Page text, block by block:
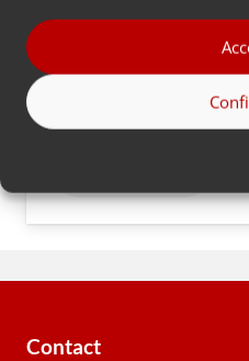
tout en assurant une
traçabilité optimales
Contact